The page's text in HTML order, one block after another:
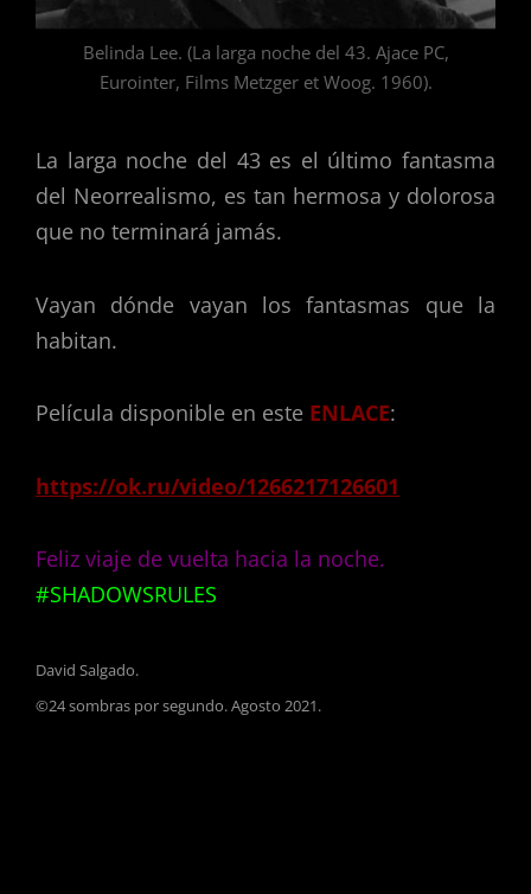
Belinda Lee. (La larga noche del 43. Ajace PC,
Eurointer, Films Metzger et Woog. 1960).
La larga noche del 43 es el último fantasma
del Neorrealismo, es tan hermosa y dolorosa
que no terminará jamás.
Vayan dónde vayan los fantasmas que la
habitan.
Película disponible en este ENLACE:
https://ok.ru/video/1266217126601
Feliz viaje de vuelta hacia la noche.
#SHADOWSRULES
David Salgado.
©24 sombras por segundo. Agosto 2021.